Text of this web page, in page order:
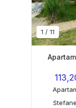
1 / 11